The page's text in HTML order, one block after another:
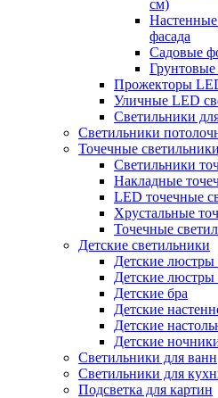
см)
фасада
Садовые
Грунтовые
Прожекторы
Уличные LED
Светильники
Светильники
Точечные светильники
Светильники
Накладные
LED точечные
Хрустальные
Точечные
Детские светильники
Детские
Детские люстры
Детские бра
Детские
Детские
Детские
Светильники для ванн
Светильники для
Подсветка для картин